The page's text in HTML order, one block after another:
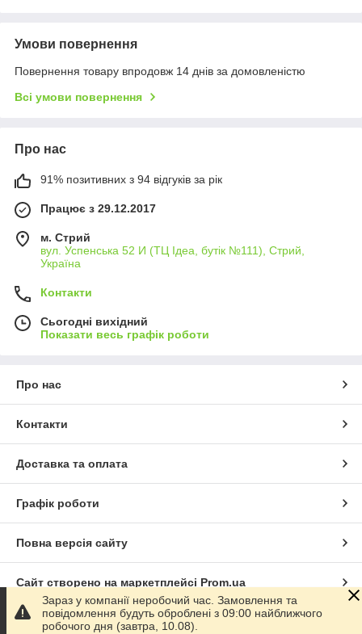
Умови повернення
Повернення товару впродовж 14 днів за домовленістю
Всі умови повернення
Про нас
91% позитивних з 94 відгуків за рік
Працює з 29.12.2017
м. Стрий
вул. Успенська 52 И (ТЦ Ідеа, бутік №111), Стрий,
Україна
Контакти
Сьогодні вихідний
Показати весь графік роботи
Про нас
Контакти
Доставка та оплата
Графік роботи
Повна версія сайту
Сайт створено на маркетплейсі Prom.ua
Політика конфіденційності
Зараз у компанії неробочий час. Замовлення та
повідомлення будуть оброблені з 09:00 найближчого
робочого дня (завтра, 10.08).